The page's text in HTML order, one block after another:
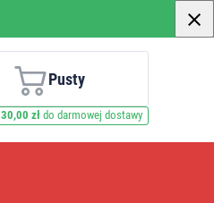
Pusty
30,00 złdo darmowej dostawy